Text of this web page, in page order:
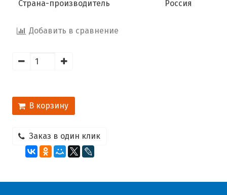
Страна-производитель Россия
Добавить в сравнение
В корзину
Заказ в один клик